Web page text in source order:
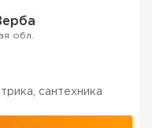
обл.
сантехника